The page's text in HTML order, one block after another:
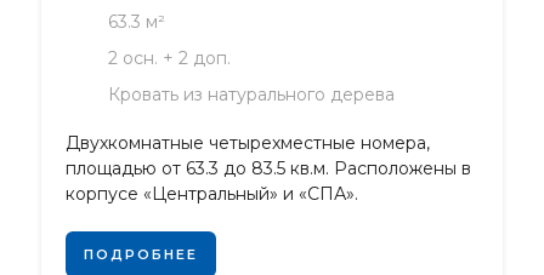
63.3 м²
2 осн. + 2 доп.
Кровать из натурального дерева
Двухкомнатные четырехместные номера,
площадью от 63.3 до 83.5 кв.м. Расположены в
корпусе «Центральный» и «СПА».
ПОДРОБНЕЕ